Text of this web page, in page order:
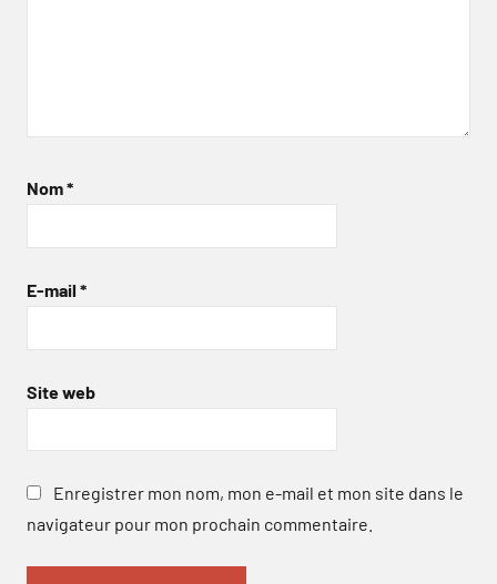
Nom*
E-mail *
Site web
Enregistrer mon nom, mon e-mail et mon site dans le
navigateur pour mon prochain commentaire.